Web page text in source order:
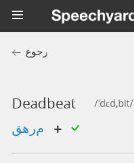
رجوع
Deadbeat /'dɛd,bit/